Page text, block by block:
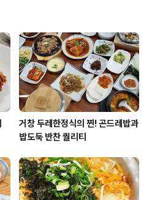
거창 두레한정식의 찐! 곤드레밥과
밥도둑 반찬 퀄리티